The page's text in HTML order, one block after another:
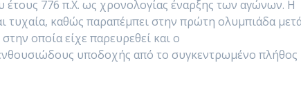
έτους 776 π.Χ. ως χρονολογίας έναρξης των αγώνων. Η
τυχαία, καθώς παραπέμπει στην πρώτη ολυμπιάδα
οποία είχε παρευρεθεί και ο
υποδοχής από το συγκεντρωμένο πλήθος